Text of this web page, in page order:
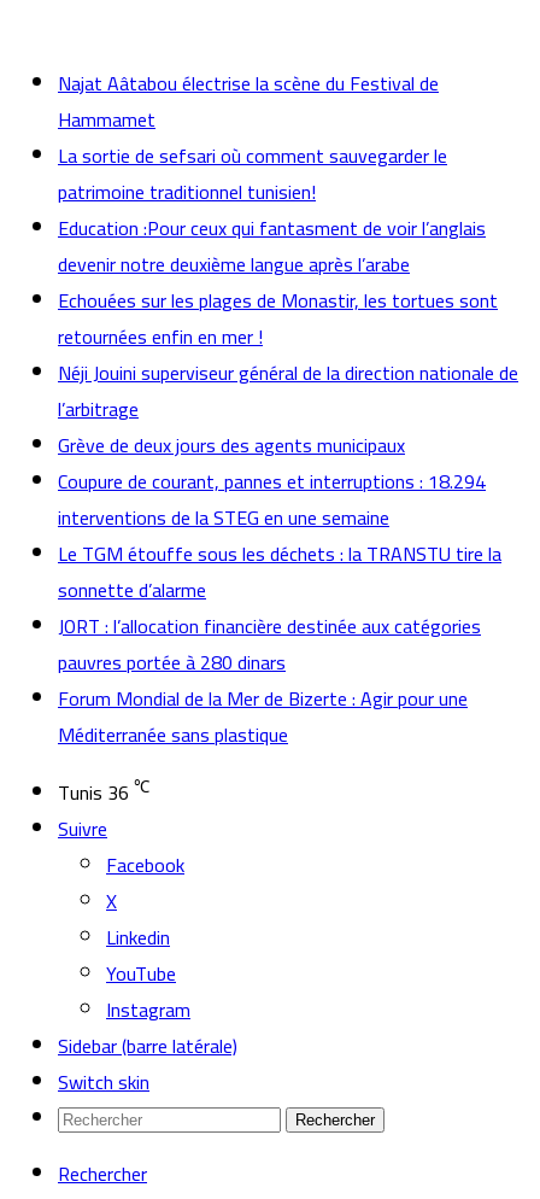
Najat Aâtabou électrise la scène du Festival de
Hammamet
La sortie de sefsari où comment sauvegarder le
patrimoine traditionnel tunisien!
Education :Pour ceux qui fantasment de voir l’anglais
devenir notre deuxième langue après l’arabe
Echouées sur les plages de Monastir, les tortues sont
retournées enfin en mer !
Néji Jouini superviseur général de la direction nationale de
l’arbitrage
Grève de deux jours des agents municipaux
Coupure de courant, pannes et interruptions : 18.294
interventions de la STEG en une semaine
Le TGM étouffe sous les déchets : la TRANSTU tire la
sonnette d’alarme
JORT : l’allocation financière destinée aux catégories
pauvres portée à 280 dinars
Forum Mondial de la Mer de Bizerte : Agir pour une
Méditerranée sans plastique
Tunis 36 ℃
Suivre
Facebook
X
Linkedin
YouTube
Instagram
Sidebar (barre latérale)
Switch skin
Rechercher
Rechercher